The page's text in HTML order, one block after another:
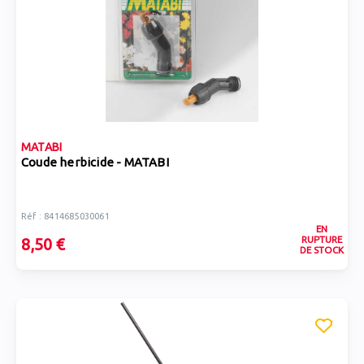
MATABI
Coude herbicide - MATABI
Réf : 8414685030061
8,50 €
EN
RUPTURE
DE STOCK